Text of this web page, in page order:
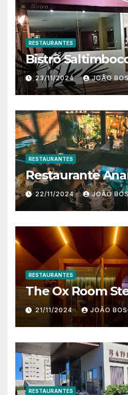
RESTAURANTES
Bistrô
23/11/2024 JOÃO
RESTAURANTES
Restaurante
22/11/2024 JOÃO
RESTAURANTES
The Ox Room
21/11/2024 JOÃO
RESTAURANTES